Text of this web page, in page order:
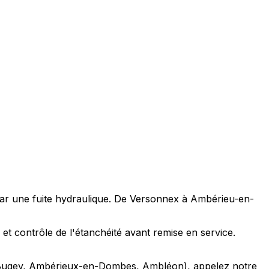
une fuite hydraulique. De Versonnex à Ambérieu-en-
contrôle de l'étanchéité avant remise en service.
Ambérieux-en-Dombes, Ambléon), appelez notre